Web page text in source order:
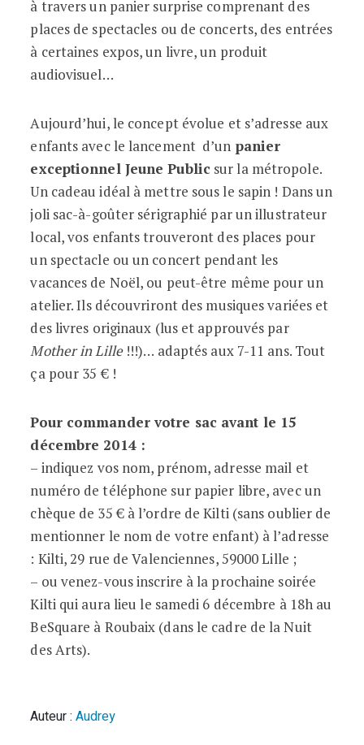
à travers un panier surprise comprenant des
places de spectacles ou de concerts, des entrées
à certaines expos, un livre, un produit
audiovisuel…
Aujourd’hui, le concept évolue et s’adresse aux
enfants avec le lancement d’un panier
exceptionnel Jeune Public sur la métropole.
Un cadeau idéal à mettre sous le sapin ! Dans un
joli sac-à-goûter sérigraphié par un illustrateur
local, vos enfants trouveront des places pour
un spectacle ou un concert pendant les
vacances de Noël, ou peut-être même pour un
atelier. Ils découvriront des musiques variées et
des livres originaux (lus et approuvés par
Mother in Lille!!!)… adaptés aux 7-11 ans. Tout
ça pour 35 € !
Pour commander votre sac avant le 15
décembre 2014 :
– indiquez vos nom, prénom, adresse mail et
numéro de téléphone sur papier libre, avec un
chèque de 35 € à l’ordre de Kilti (sans oublier de
mentionner le nom de votre enfant) à l’adresse
: Kilti, 29 rue de Valenciennes, 59000 Lille ;
– ou venez-vous inscrire à la prochaine soirée
Kilti qui aura lieu le samedi 6 décembre à 18h au
BeSquare à Roubaix (dans le cadre de la Nuit
des Arts).
Auteur :Audrey